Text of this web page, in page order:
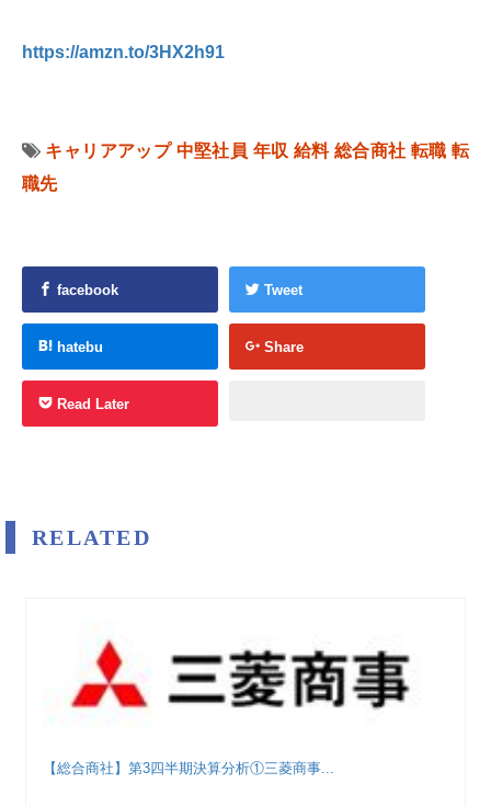
https://amzn.to/3HX2h91
キャリアアップ 中堅社員 年収 給料 総合商社 転職 転
職先
facebook Tweet
hatebu Share
Read Later
RELATED
【総合商社】第3四半期決算分析①三菱商事...